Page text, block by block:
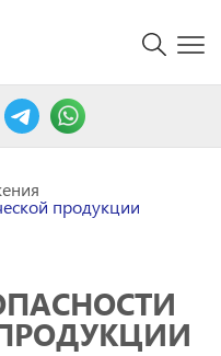
продукции